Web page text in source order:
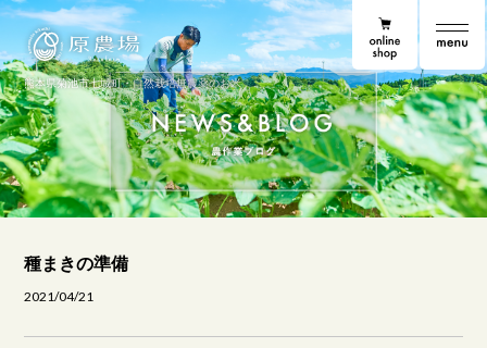
原農場便り
原農場
熊本県菊池市七城町・自然栽培無農薬のお米
online shop
種まきの準備
2021/04/21